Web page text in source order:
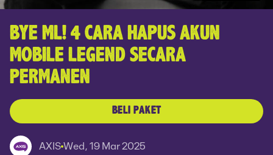
BYE ML! 4 CARA HAPUS AKUN
MOBILE LEGEND SECARA
PERMANEN
BELI PAKET
AXIS Wed, 19 Mar 2025